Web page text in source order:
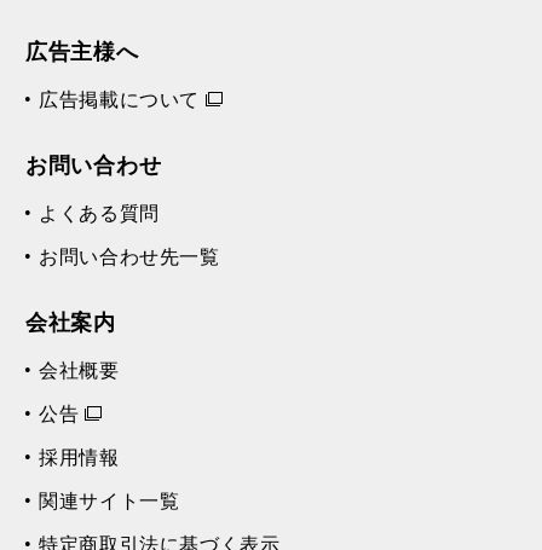
広告主様へ
広告掲載について
お問い合わせ
よくある質問
お問い合わせ先一覧
会社案内
会社概要
公告
採用情報
関連サイト一覧
特定商取引法に基づく表示